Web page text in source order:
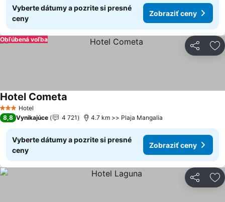
Vyberte dátumy a pozrite si presné
ceny
Zobraziť ceny
Zdieľať
Obľúbená voľba
3 Počet hviezdičiek
Hotel
Hotel Cometa
8,8 Vynikajúce 4 721 4.7 km >> Plaja Mangalia
Vyberte dátumy a pozrite si presné
ceny
Zobraziť ceny
Zdieľať